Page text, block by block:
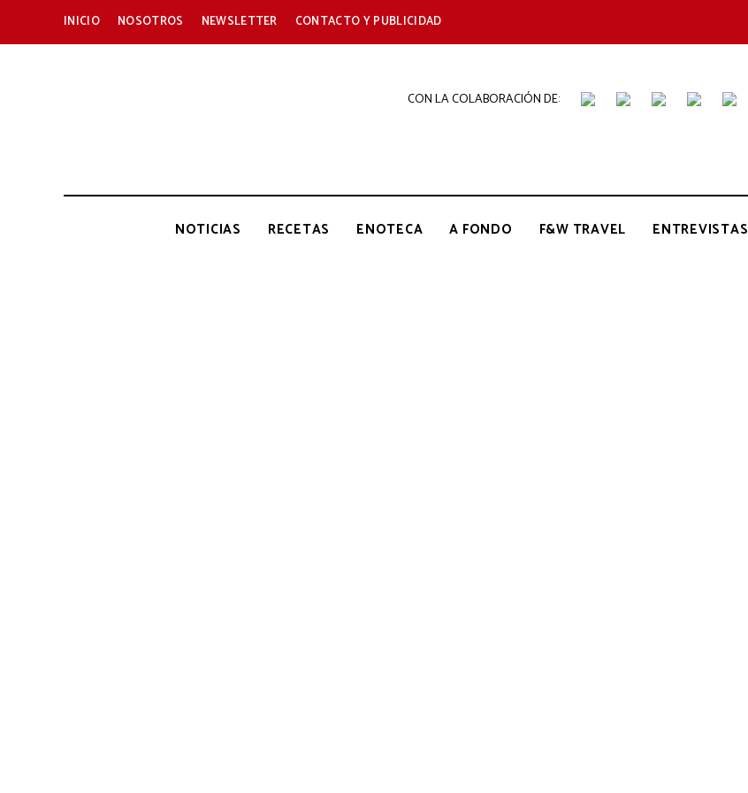
INICIO NOSOTROS NEWSLETTER CONTACTO Y PUBLICIDAD
CON LA COLABORACIÓN DE:
THE
GOURMET
Gastronomía
NOTICIAS
RECETAS ENOTECA A FONDO F&W TRAVEL ENTREVISTAS